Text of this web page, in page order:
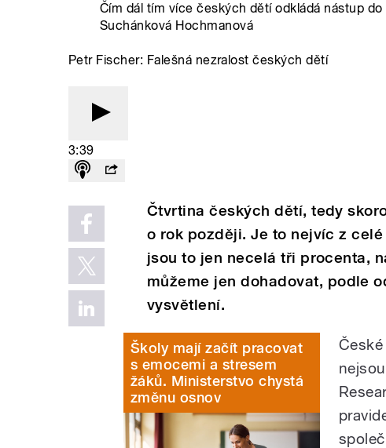
Čím dál tím více českých dětí odkládá nástup
Suchánková Hochmanová
Petr Fischer: Falešná nezralost českých dětí
3:39
Čtvrtina českých dětí, tedy
o rok později. Je to nejvíc z
jsou to jen necelá tři procenta,
můžeme jen dohadovat, podle
vysvětlení.
Školy mají začít pracovat
s emocemi a stresem
žáků. Ministerstvo chystá
změnu osnov